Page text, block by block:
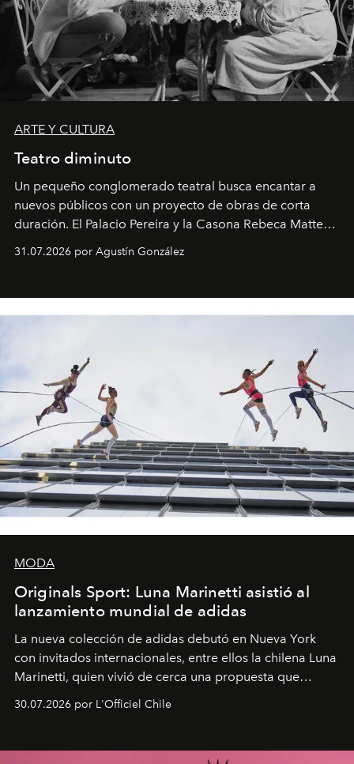
ARTE Y CULTURA
Teatro diminuto
Un pequeño conglomerado teatral busca encantar a
nuevos públicos con un proyecto de obras de corta
duración. El Palacio Pereira y la Casona Rebeca Matte
miniobras. Sus puestas en escena son limpias; ponen el
31.07.2026 por Agustín González
MODA
Originals Sport: Luna Marinetti asistió al
lanzamiento mundial de adidas
La nueva colección de adidas debutó en Nueva York
con invitados internacionales, entre ellos la chilena Luna
Marinetti, quien vivió de cerca una propuesta que
30.07.2026 por L'Officiel Chile